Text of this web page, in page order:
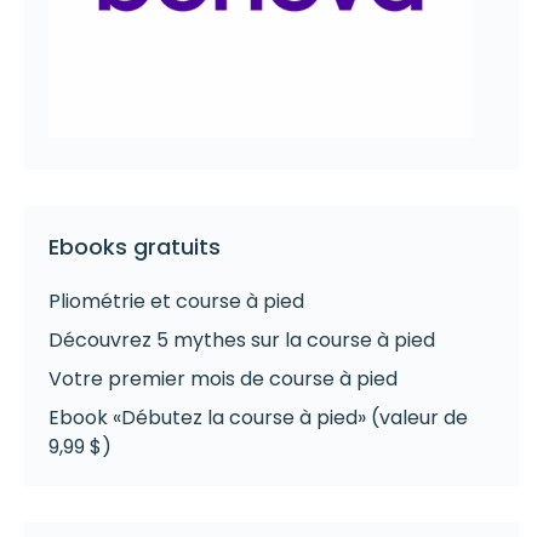
Ebooks gratuits
Pliométrie et course à pied
Découvrez 5 mythes sur la course à pied
Votre premier mois de course à pied
Ebook «Débutez la course à pied» (valeur de
9,99 $)